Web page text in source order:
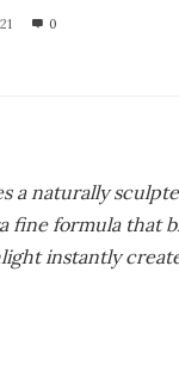
0
a naturally
formula that
instantly